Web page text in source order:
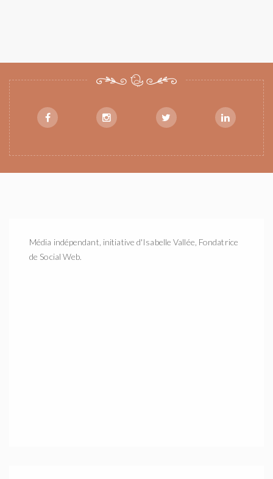
Média indépendant, initiative d'Isabelle Vallée, Fondatrice
de Social Web.